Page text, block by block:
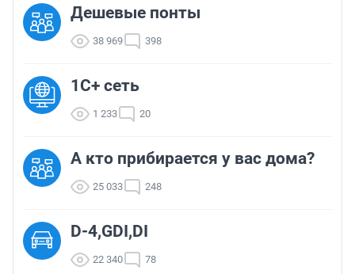
Дешевые понты
38 969 398
1С+ сеть
1 233 20
А кто прибирается у вас дома?
25 033 248
D-4,GDI,DI
22 340 78